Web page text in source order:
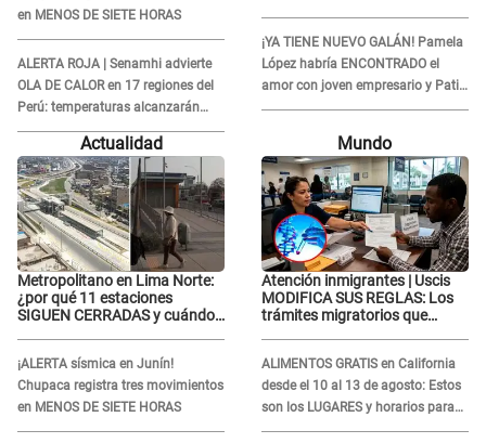
en MENOS DE SIETE HORAS
ALERTA ROJA | Senamhi advierte
OLA DE CALOR en 17 regiones del
Perú: temperaturas alcanzarán
hasta los 37 °C
¡YA TIENE NUEVO GALÁN! Pamela
López habría ENCONTRADO el
amor con joven empresario y Pati
Lorena la ECHA en VIVO
Actualidad
Metropolitano en Lima Norte:
¿por qué 11 estaciones
SIGUEN CERRADAS y cuándo
¡ALERTA sísmica en Junín!
Chupaca registra tres movimientos
en MENOS DE SIETE HORAS
Mundo
Atención inmigrantes | Uscis
MODIFICA SUS REGLAS: Los
trámites migratorios que
ALIMENTOS GRATIS en California
desde el 10 al 13 de agosto: Estos
son los LUGARES y horarios para
recibir la ayuda